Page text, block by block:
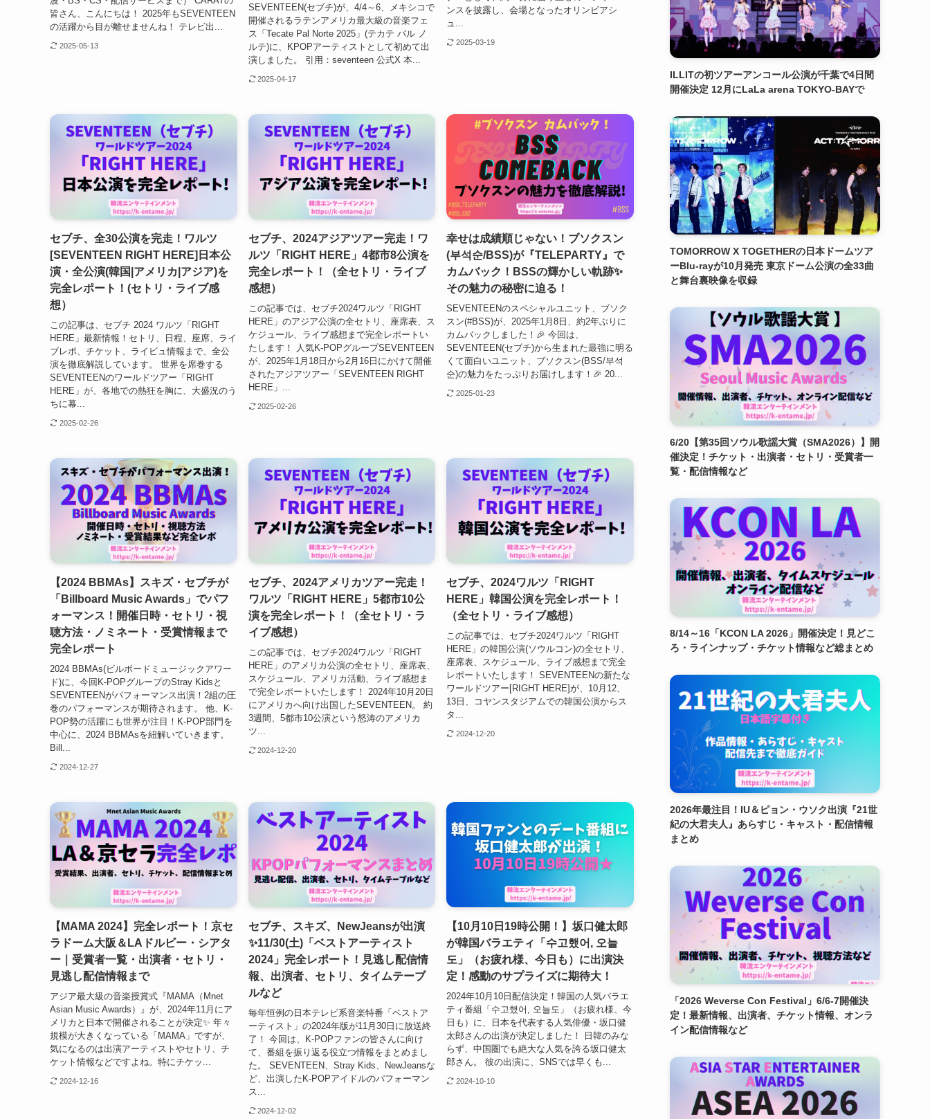
皆さん、こんにちは！ 2025年もSEVENTEEN
の活躍から目が離せませんね！ テレビ出...
2025-05-13
SEVENTEEN(セブチ)が、4/4～6、メキシコで
開催されるラテンアメリカ最大級の音楽フェ
ス「Tecate Pal Norte 2025」(テカテ パル ノ
ルテ)に、KPOPアーティストとして初めて出
演しました。 引用：seventeen 公式X 本...
2025-04-17
ンスを披露し、会場となったオリンピアシ
ュ...
2025-03-19
セブチ、全30公演を完走！ワルツ
[SEVENTEEN RIGHT HERE]日本公
演・全公演(韓国|アメリカ|アジア)を
完全レポート！(セトリ・ライブ感
想）
この記事は、セブチ 2024 ワルツ「RIGHT
HERE」最新情報！セトリ、日程、座席、ライ
ブレポ、チケット、ライビュ情報まで、全公
演を徹底解説しています。 世界を席巻する
SEVENTEENのワールドツアー「RIGHT
HERE」が、各地での熱狂を胸に、大盛況のう
ちに幕...
2025-02-26
セブチ、2024アジアツアー完走！ワ
ルツ「RIGHT HERE」4都市8公演を
完全レポート！（全セトリ・ライブ
感想）
この記事では、セブチ2024ワルツ「RIGHT
HERE」のアジア公演の全セトリ、座席表、ス
ケジュール、ライブ感想まで完全レポートい
たします！ 人気K-POPグループSEVENTEEN
が、2025年1月18日から2月16日にかけて開催
されたアジアツアー「SEVENTEEN RIGHT
HERE」...
2025-02-26
幸せは成績順じゃない！ブソクスン
(부석순/BSS)が『TELEPARTY』で
カムバック！BSSの輝かしい軌跡✨
その魅力の秘密に迫る！
SEVENTEENのスペシャルユニット、ブソク
スン(#BSS)が、2025年1月8日、約2年ぶりに
カムバックしました！🎉 今回は、
SEVENTEEN(セブチ)から生まれた最強に明る
くて面白いユニット、ブソクスン(BSS/부석
순)の魅力をたっぷりお届けします！🎉 20...
2025-01-23
【2024 BBMAs】スキズ・セブチが
「Billboard Music Awards」でパフ
ォーマンス！開催日時・セトリ・視
聴方法・ノミネート・受賞情報まで
完全レポート
2024 BBMAs(ビルボードミュージックアワー
ド)に、今回K-POPグループのStray Kidsと
SEVENTEENがパフォーマンス出演！2組の圧
巻のパフォーマンスが期待されます。 他、K-
POP勢の活躍にも世界が注目！K-POP部門を
中心に、2024 BBMAsを紐解いていきます。
Bill...
2024-12-27
セブチ、2024アメリカツアー完走！
ワルツ「RIGHT HERE」5都市10公
演を完全レポート！（全セトリ・ラ
イブ感想）
この記事では、セブチ2024ワルツ「RIGHT
HERE」のアメリカ公演の全セトリ、座席表、
スケジュール、アメリカ活動、ライブ感想ま
で完全レポートいたします！ 2024年10月20日
にアメリカへ向け出国したSEVENTEEN。 約
3週間、5都市10公演という怒涛のアメリカ
ツ...
2024-12-20
セブチ、2024ワルツ「RIGHT
HERE」韓国公演を完全レポート！
（全セトリ・ライブ感想）
この記事では、セブチ2024ワルツ「RIGHT
HERE」の韓国公演(ソウルコン)の全セトリ、
座席表、スケジュール、ライブ感想まで完全
レポートいたします！ SEVENTEENの新たな
ワールドツアー[RIGHT HERE]が、10月12、
13日、コヤンスタジアムでの韓国公演からス
タ...
2024-12-20
【MAMA 2024】完全レポート！京セ
ラドーム大阪＆LAドルビー・シアタ
ー｜受賞者一覧・出演者・セトリ・
見逃し配信情報まで
アジア最大級の音楽授賞式『MAMA（Mnet
Asian Music Awards）』が、2024年11月にア
メリカと日本で開催されることが決定✨ 年々
規模が大きくなっている「MAMA」ですが、
気になるのは出演アーティストやセトリ、チ
ケット情報などですよね。特にチケッ...
2024-12-16
セブチ、スキズ、NewJeansが出演
✨11/30(土)「ベストアーティスト
2024」完全レポート！見逃し配信情
報、出演者、セトリ、タイムテーブ
ルなど
毎年恒例の日本テレビ系音楽特番「ベストア
ーティスト」の2024年版が11月30日に放送終
了！ 今回は、K-POPファンの皆さんに向け
て、番組を振り返る役立つ情報をまとめまし
た。 SEVENTEEN、Stray Kids、NewJeansな
ど、出演したK-POPアイドルのパフォーマン
ス...
2024-12-02
【10月10日19時公開！】坂口健太郎
が韓国バラエティ「수고했어, 오늘
도」（お疲れ様、今日も）に出演決
定！感動のサプライズに期待大！
2024年10月10日配信決定！韓国の人気バラエ
ティ番組「수고했어, 오늘도」（お疲れ様、今
日も）に、日本を代表する人気俳優・坂口健
太郎さんの出演が決定しました！ 日韓のみな
らず、中国圏でも絶大な人気を誇る坂口健太
郎さん。 彼の出演に、SNSでは早くも...
2024-10-10
ILLITの初ツアーアンコール公演が千葉で4日間
開催決定 12月にLaLa arena TOKYO-BAYで
TOMORROW X TOGETHERの日本ドームツア
ーBlu-rayが10月発売 東京ドーム公演の全33曲
と舞台裏映像を収録
6/20【第35回ソウル歌謡大賞（SMA2026）】開
催決定！チケット・出演者・セトリ・受賞者一
覧・配信情報など
8/14～16「KCON LA 2026」開催決定！見どこ
ろ・ラインナップ・チケット情報など総まとめ
2026年最注目！IU＆ピョン・ウソク出演『21世
紀の大君夫人』あらすじ・キャスト・配信情報
まとめ
「2026 Weverse Con Festival」6/6-7開催決
定！最新情報、出演者、チケット情報、オンラ
イン配信情報など